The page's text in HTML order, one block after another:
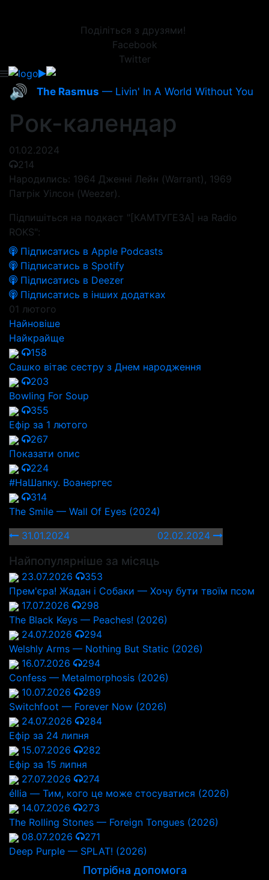
Поділіться з друзями!
Facebook
Twitter
🔊 The Rasmus — Livin' In A World Without You
Рок-календар
01.02.2024
214
Народились: 1964 Дженні Лейн (Warrant), 1969
Патрік Уілсон (Weezer).
Підпишіться на подкаст "[КАМТУГЕЗА] на Radio
ROKS":
Підписатись в Apple Podcasts
Підписатись в Spotify
Підписатись в Deezer
Підписатись в інших додатках
01 лютого
Найновіше
Найкрайще
158
Сашко вітає сестру з Днем народження
203
Bowling For Soup
355
Ефір за 1 лютого
267
Показати опис
224
#НаШапку. Воанергес
314
The Smile — Wall Of Eyes (2024)
31.01.2024
02.02.2024
Найпопулярніше за місяць
23.07.2026
353
Прем'єра! Жадан і Собаки — Хочу бути твоїм псом
17.07.2026
298
The Black Keys — Peaches! (2026)
24.07.2026
294
Welshly Arms — Nothing But Static (2026)
16.07.2026
294
Confess — Metalmorphosis (2026)
10.07.2026
289
Switchfoot — Forever Now (2026)
24.07.2026
284
Ефір за 24 липня
15.07.2026
282
Ефір за 15 липня
27.07.2026
274
éllia — Тим, кого це може стосуватися (2026)
14.07.2026
273
The Rolling Stones — Foreign Tongues (2026)
08.07.2026
271
Deep Purple — SPLAT! (2026)
Потрібна допомога